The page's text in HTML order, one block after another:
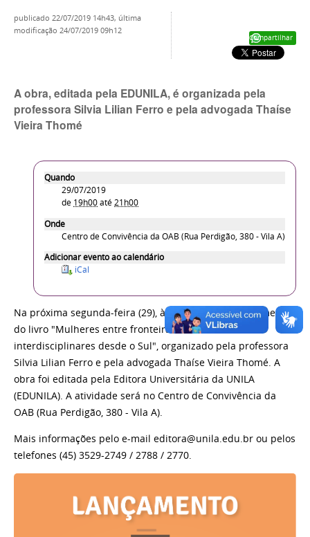
Compartilhar
publicado 22/07/2019 14h43, última
modificação 24/07/2019 09h12
A obra, editada pela EDUNILA, é organizada pela
professora Silvia Lilian Ferro e pela advogada Thaíse
Vieira Thomé
Quando
29/07/2019
de 19h00até21h00
Onde
Centro de Convivência da OAB (Rua Perdigão, 380 - Vila A)
Adicionar evento ao calendário
iCal
Na próxima segunda-feira (29), às 19h, ocorre o lançamento
do livro "Mulheres entre fronteiras: olhares
interdisciplinares desde o Sul", organizado pela professora
Silvia Lilian Ferro e pela advogada Thaíse Vieira Thomé. A
obra foi editada pela Editora Universitária da UNILA
(EDUNILA). A atividade será no Centro de Convivência da
OAB (Rua Perdigão, 380 - Vila A).
Mais informações pelo e-mail editora@unila.edu.br ou pelos
telefones (45) 3529-2749 / 2788 / 2770.